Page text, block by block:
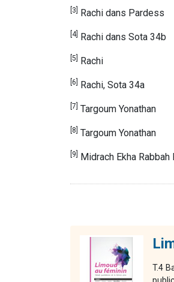
[3] Rachi dans Pardess
[4] Rachi dans Sota 34b
[5] Rachi
[6] Rachi, Sota 34a
[7] Targoum Yonathan
[8] Targoum Yonathan
[9] Midrach Ekha Rabbah
T.4